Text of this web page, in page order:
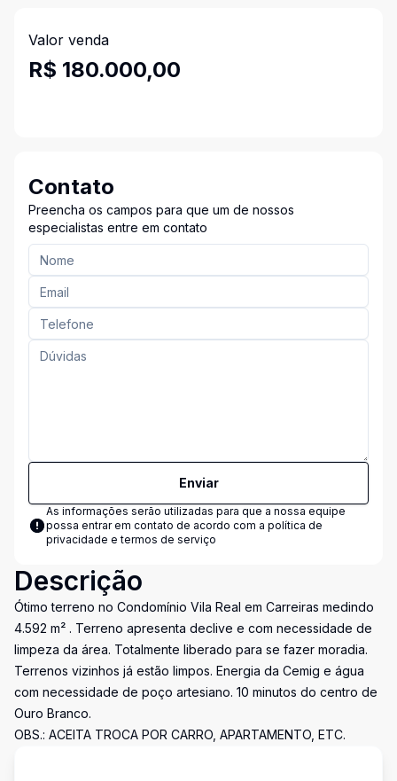
Valor venda
R$ 180.000,00
Contato
Preencha os campos para que um de nossos
especialistas entre em contato
Enviar
As informações serão utilizadas para que a nossa equipe
possa entrar em contato de acordo com a política de
privacidade e termos de serviço
Descrição
Ótimo terreno no Condomínio Vila Real em Carreiras medindo
4.592 m² . Terreno apresenta declive e com necessidade de
limpeza da área. Totalmente liberado para se fazer moradia.
Terrenos vizinhos já estão limpos. Energia da Cemig e água
com necessidade de poço artesiano. 10 minutos do centro de
Ouro Branco.
OBS.: ACEITA TROCA POR CARRO, APARTAMENTO, ETC.